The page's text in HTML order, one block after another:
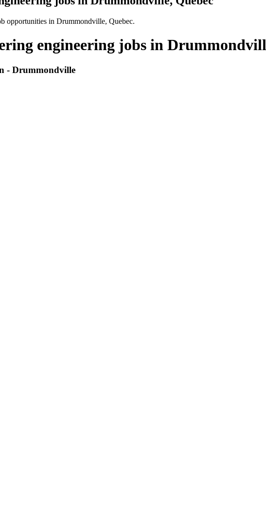
opportunities in Drummondville, Quebec.
engineering jobs in
- Drummondville